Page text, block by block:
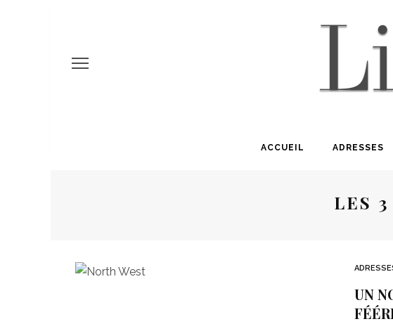
ACCUEIL ADRESSES
LES
UN